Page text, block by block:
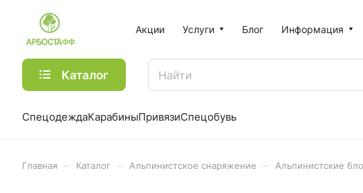
Акции Услуги Блог Информация
Каталог
СпецодеждаКарабиныПривязиСпецобувь
Главная Каталог Альпинистское снаряжение Альпинистские